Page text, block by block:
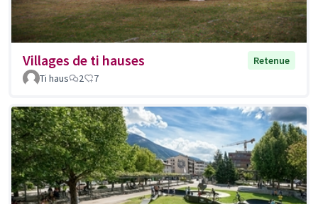
Villages de ti hauses
Retenue
Ti haus
2 7